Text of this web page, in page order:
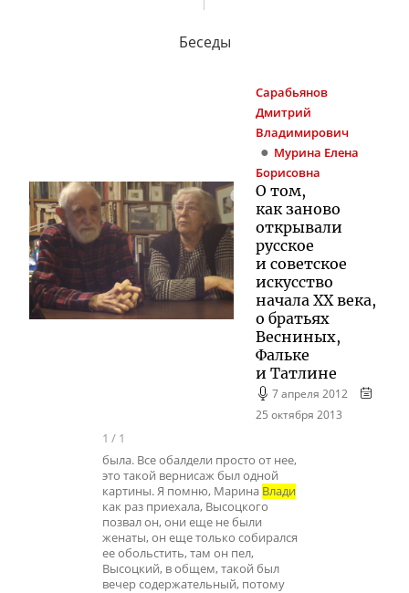
Беседы
Сарабьянов
Дмитрий
Владимирович
Мурина Елена
Борисовна
О том,
как заново
открывали
русское
и советское
искусство
начала XX века,
о братьях
Весниных,
Фальке
и Татлине
7 апреля 2012
25 октября 2013
1 / 1
была. Все обалдели просто от нее,
это такой вернисаж был одной
картины. Я помню, Марина Влади
как раз приехала, Высоцкого
позвал он, они еще не были
женаты, он еще только собирался
ее обольстить, там он пел,
Высоцкий, в общем, такой был
вечер содержательный, потому